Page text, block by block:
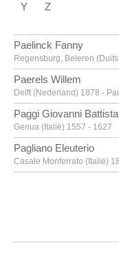
Y Z
Paelinck Fanny
Regensburg, Beieren
Paerels Willem
Delft (Nederland) 1878 -
Paggi Giovanni Battista
Genua (Italië) 1557 - 1627
Pagliano Eleuterio
Casale Monferrato (Italië)